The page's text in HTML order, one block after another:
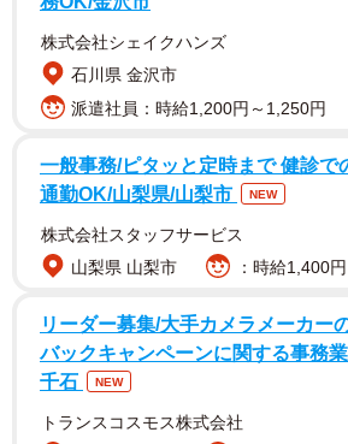
セルビア館は「浮遊する森」というコ
メートルほどの建物だった。花壇のほ
に草木が植えられていた。植栽の配置
の「MIRAI（ミライ）」（奈良県斑鳩
万博閉幕後に草木は廃棄される予定だ
から寄付の相談があり、同社が受け入
の児童養護施設などに無償で移植した。
株式会社シェイクハンズ
石川県 金沢市
派遣社員：時給1,200円～1,250円
一般事務/ピタッと定時まで 健診で
通勤OK/山梨県/山梨市
NEW
株式会社スタッフサービス
山梨県 山梨市
：時給1,400円
リーダー募集/大手カメラメーカー
バックキャンペーンに関する事務
千石
NEW
トランスコスモス株式会社